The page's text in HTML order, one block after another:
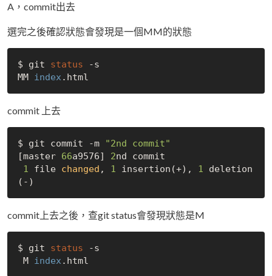
A，commit出去
選完之後確認狀態會發現是一個MM的狀態
$ git status -s
MM index
commit 上去
$ git commit -m
"2nd commit"
[master 66a9576] 2nd commit
1 file changed , 1 insertion(+), 1 deletion
commit上去之後，查git status會發現狀態是M
$ git status -s
M index